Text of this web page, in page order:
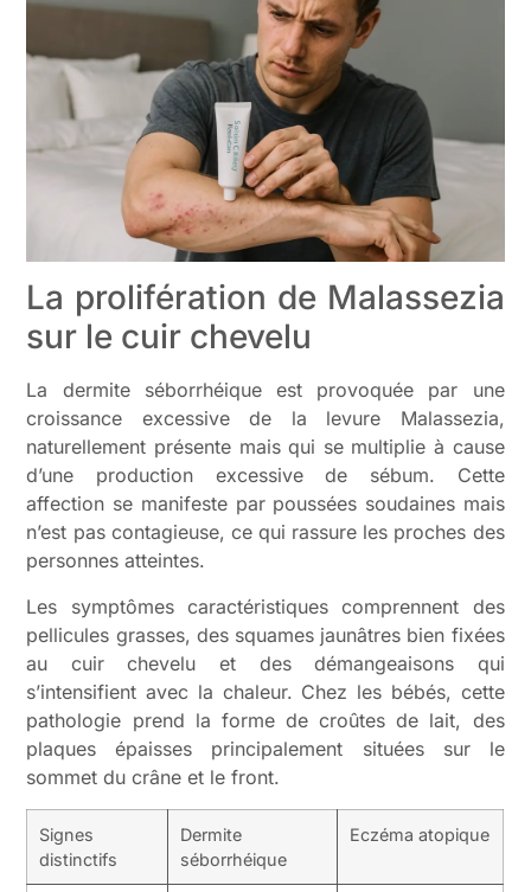
La prolifération de Malassezia
sur le cuir chevelu
La dermite séborrhéique est provoquée par une
croissance excessive de la levure Malassezia,
naturellement présente mais qui se multiplie à cause
d’une production excessive de sébum. Cette
affection se manifeste par poussées soudaines mais
n’est pas contagieuse, ce qui rassure les proches des
personnes atteintes.
Les symptômes caractéristiques comprennent des
pellicules grasses, des squames jaunâtres bien fixées
au cuir chevelu et des démangeaisons qui
s’intensifient avec la chaleur. Chez les bébés, cette
pathologie prend la forme de croûtes de lait, des
plaques épaisses principalement situées sur le
sommet du crâne et le front.
Signes
distinctifs
Dermite
séborrhéique
Eczéma atopique